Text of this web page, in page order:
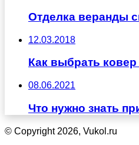
Отделка веранды
12.03.2018
Как выбрать
08.06.2021
Что нужно знать
© Copyright 2026, Vukol.ru